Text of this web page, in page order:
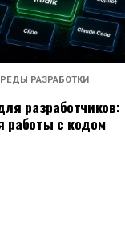
РАЗРАБОТКИ
разработчиков:
работы с кодом